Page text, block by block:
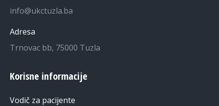
info@ukctuzla.ba
Adresa
Trnovac bb, 75000 Tuzla
Korisne informacije
Vodič za pacijente